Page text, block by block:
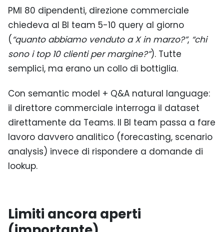
PMI 80 dipendenti, direzione commerciale
chiedeva al BI team 5-10 query al giorno
(“quanto abbiamo venduto a X in marzo?”, “chi
sono i top 10 clienti per margine?”). Tutte
semplici, ma erano un collo di bottiglia.
Con semantic model + Q&A natural language:
il direttore commerciale interroga il dataset
direttamente da Teams. Il BI team passa a fare
lavoro davvero analitico (forecasting, scenario
analysis) invece di rispondere a domande di
lookup.
Limiti ancora aperti